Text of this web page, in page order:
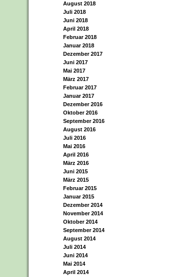
August 2018
Juli 2018
Juni 2018
April 2018
Februar 2018
Januar 2018
Dezember 2017
Juni 2017
Mai 2017
März 2017
Februar 2017
Januar 2017
Dezember 2016
Oktober 2016
September 2016
August 2016
Juli 2016
Mai 2016
April 2016
März 2016
Juni 2015
März 2015
Februar 2015
Januar 2015
Dezember 2014
November 2014
Oktober 2014
September 2014
August 2014
Juli 2014
Juni 2014
Mai 2014
April 2014